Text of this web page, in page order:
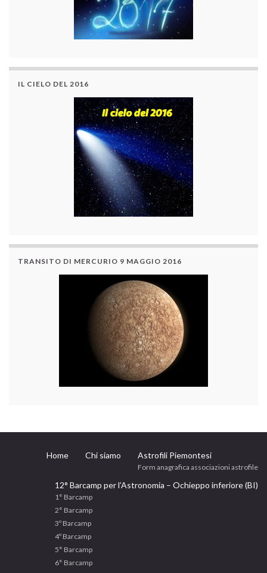
IL CIELO DEL 2016
TRANSITO DI MERCURIO 9 MAGGIO 2016
Home Chi siamo Astrofili Piemontesi
Form anagrafica associazioni astrofile
12° Barcamp per l’Astronomia – Ochieppo inferiore (BI)
1° Barcamp
2° Barcamp
3º Barcamp
4º Barcamp
5° Barcamp
6° Barcamp